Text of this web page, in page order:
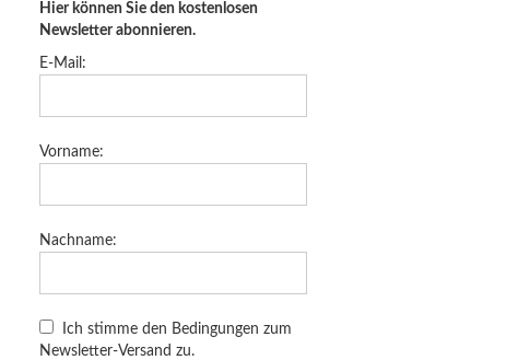
Hier können Sie den kostenlosen
Newsletter abonnieren.
E-Mail:
Vorname:
Nachname:
Ich stimme den Bedingungen zum
Newsletter-Versand zu.